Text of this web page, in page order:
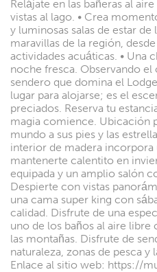
Relájate en las bañeras al
vistas al lago. • Crea
y luminosas salas de estar de
maravillas de la región,
actividades acuáticas. • Una
noche fresca. Observando
sendero que domina el
lugar para alojarse; es el
preciados. Reserva tu
magia comience. Ubicación
mundo a sus pies y las
interior de madera incorpora
mantenerte calentito en
equipada y un amplio salón
Despierte con vistas
una cama super king con
calidad. Disfrute de una
uno de los baños al aire libre
las montañas. Disfrute de
naturaleza, zonas de pesca y
Enlace al sitio web: https://